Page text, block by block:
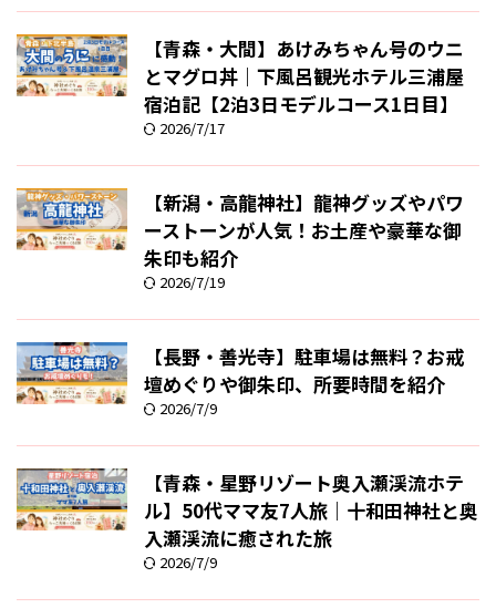
【青森・大間】あけみちゃん号のウニ
とマグロ丼｜下風呂観光ホテル三浦屋
宿泊記【2泊3日モデルコース1日目】
2026/7/17
【新潟・高龍神社】龍神グッズやパワ
ーストーンが人気！お土産や豪華な御
朱印も紹介
2026/7/19
【長野・善光寺】駐車場は無料？お戒
壇めぐりや御朱印、所要時間を紹介
2026/7/9
【青森・星野リゾート奥入瀬渓流ホテ
ル】50代ママ友7人旅｜十和田神社と奥
入瀬渓流に癒された旅
2026/7/9